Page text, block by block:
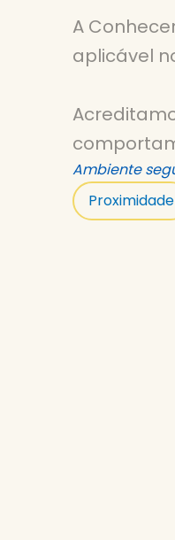
A
aplicável
Ambiente
Proximidade